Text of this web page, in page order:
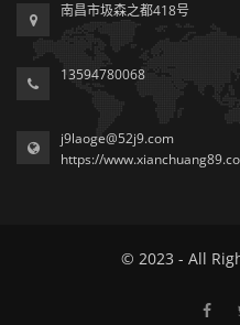
南昌市圾森之都418号
13594780068
j9laoge@52j9.com
https://
© 2023 - All